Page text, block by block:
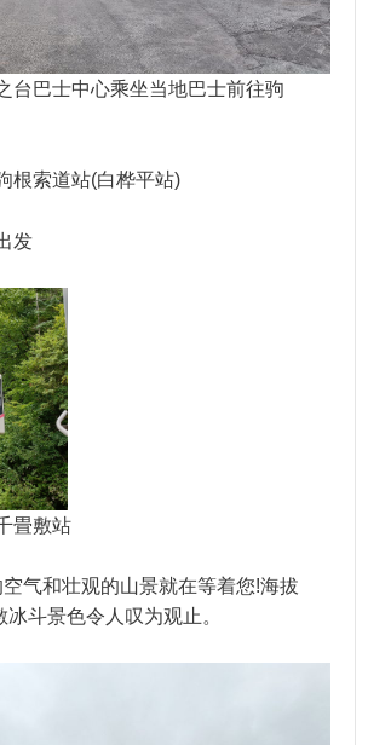
台巴士中心乘坐当地巴士前往驹
根索道站(白桦平站)
发
畳敷站
气和壮观的山景就在等着您!海拔
斗景色令人叹为观止。